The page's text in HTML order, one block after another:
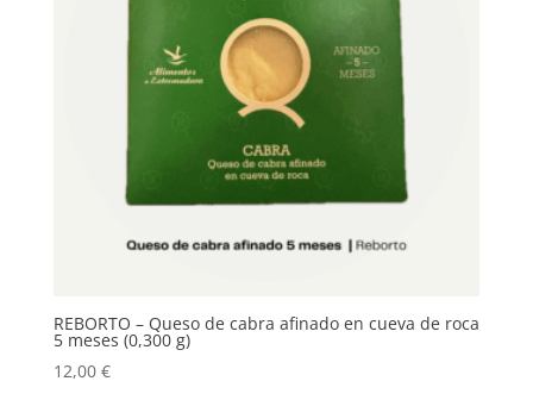
REBORTO – Queso de cabra afinado en cueva de roca
5 meses (0,300 g)
12,00 €